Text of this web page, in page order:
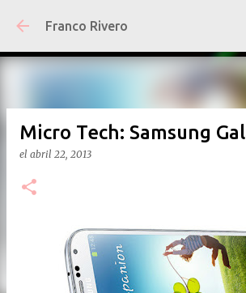
Ir al contenido
Franco Rivero
Micro Tech: Samsung
el abril 22, 2013